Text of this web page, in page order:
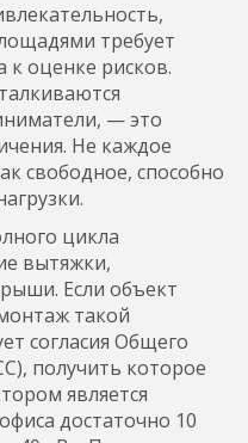
требует
к оценке рисков.
— это
Не каждое
свободное, способно
цикла
вытяжки,
Если объект
такой
согласия Общего
получить которое
является
достаточно 10